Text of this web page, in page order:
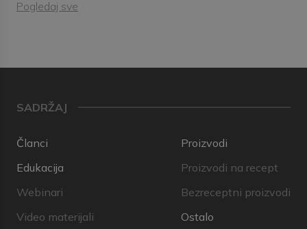
Pogledaj sve
SADRŽAJ
Članci
Edukacija
Webinari
Video materijali
Proizvodi
Proizvodi na recept
Bezreceptni proizvodi
Ostalo